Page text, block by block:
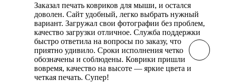
Заказал печать ковриков для мыши, и остался
доволен. Сайт удобный, легко выбрать нужный
вариант. Загружал свои фотографии без проблем,
качество загрузки отличное. Служба поддержки
быстро ответила на вопросы по заказу, что
приятно удивило. Сроки исполнения четко
обозначены и соблюдены. Коврики пришли
вовремя, качество на высоте — яркие цвета и
четкая печать. Супер!